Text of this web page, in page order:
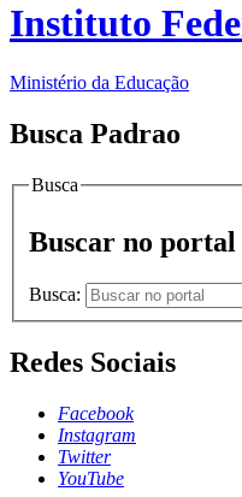
Instituto
Ministério da Educação
Busca Padrao
Busca
Buscar no portal
Busca:
Redes Sociais
Facebook
Instagram
Twitter
YouTube